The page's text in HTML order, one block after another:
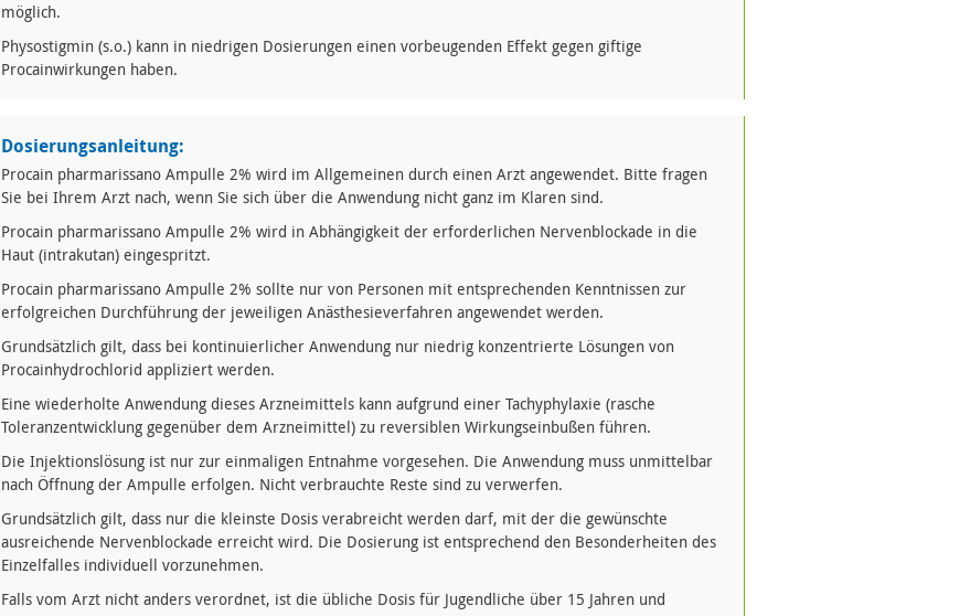
möglich.
Physostigmin (s.o.) kann in niedrigen Dosierungen einen vorbeugenden Effekt gegen giftige
Procainwirkungen haben.
Dosierungsanleitung:
Procain pharmarissano Ampulle 2% wird im Allgemeinen durch einen Arzt angewendet. Bitte fragen
Sie bei Ihrem Arzt nach, wenn Sie sich über die Anwendung nicht ganz im Klaren sind.
Procain pharmarissano Ampulle 2% wird in Abhängigkeit der erforderlichen Nervenblockade in die
Haut (intrakutan) eingespritzt.
Procain pharmarissano Ampulle 2% sollte nur von Personen mit entsprechenden Kenntnissen zur
erfolgreichen Durchführung der jeweiligen Anästhesieverfahren angewendet werden.
Grundsätzlich gilt, dass bei kontinuierlicher Anwendung nur niedrig konzentrierte Lösungen von
Procainhydrochlorid appliziert werden.
Eine wiederholte Anwendung dieses Arzneimittels kann aufgrund einer Tachyphylaxie (rasche
Toleranzentwicklung gegenüber dem Arzneimittel) zu reversiblen Wirkungseinbußen führen.
Die Injektionslösung ist nur zur einmaligen Entnahme vorgesehen. Die Anwendung muss unmittelbar
nach Öffnung der Ampulle erfolgen. Nicht verbrauchte Reste sind zu verwerfen.
Grundsätzlich gilt, dass nur die kleinste Dosis verabreicht werden darf, mit der die gewünschte
ausreichende Nervenblockade erreicht wird. Die Dosierung ist entsprechend den Besonderheiten des
Einzelfalles individuell vorzunehmen.
Falls vom Arzt nicht anders verordnet, ist die übliche Dosis für Jugendliche über 15 Jahren und